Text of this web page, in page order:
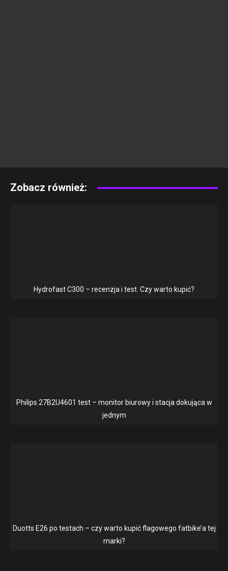
Zobacz również:
Hydrofast C300 – recenzja i test. Czy warto kupić?
Philips 27B2U4601 test – monitor biurowy i stacja dokująca w
jednym
Duotts E26 po testach – czy warto kupić flagowego fatbike’a tej
marki?